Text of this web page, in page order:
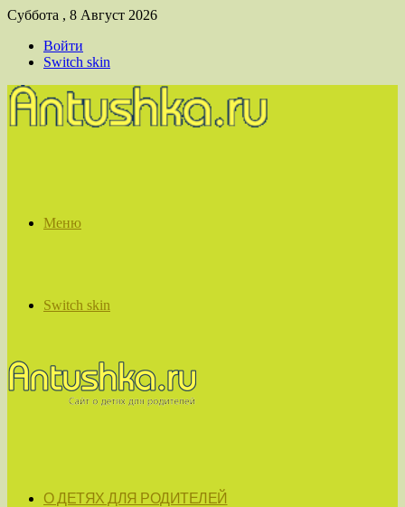
Суббота , 8 Август 2026
Войти
Switch skin
Меню
Switch skin
О ДЕТЯХ ДЛЯ РОДИТЕЛЕЙ